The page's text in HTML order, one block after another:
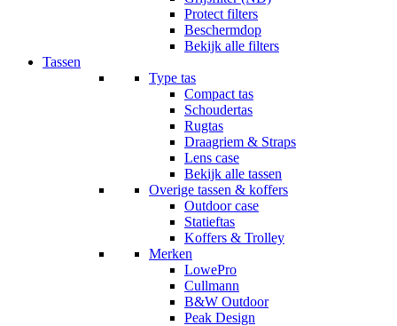
Protect filters
Beschermdop
Bekijk alle filters
Tassen
Type tas
Compact tas
Schoudertas
Rugtas
Draagriem & Straps
Lens case
Bekijk alle tassen
Overige tassen & koffers
Outdoor case
Statieftas
Koffers & Trolley
Merken
LowePro
Cullmann
B&W Outdoor
Peak Design